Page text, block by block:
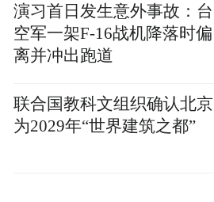
演习首日发生意外事故：台
空军一架F-16战机降落时偏
离并冲出跑道
联合国教科文组织确认北京
为2029年“世界建筑之都”